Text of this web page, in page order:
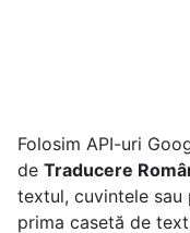
Folosim API-uri
de Traducere
textul, cuvintele sau
prima casetă de